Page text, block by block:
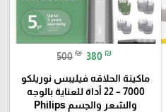
500 ₪ 380 ₪
ماكينة الحلاقه فيليبس نوريلكو
7000 – 22 أداة للعناية بالوجه
والشعر والجسم Philips